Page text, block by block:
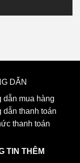
DẪN
dẫn mua hàng
dẫn thanh toán
thanh toán
TIN THÊM